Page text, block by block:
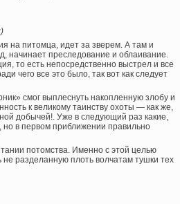
на питомца, идет за зверем. А там и
начинает преследование и облаивание.
то есть непосредственно выстрел и все
чего все это было, так вот как следует
смог выплеснуть накопленную злобу и
к великому таинству охоты — как же,
добычей!. Уже в следующий раз какие,
но в первом приближении правильно
потомства. Именно с этой целью
разделанную плоть волчатам тушки тех